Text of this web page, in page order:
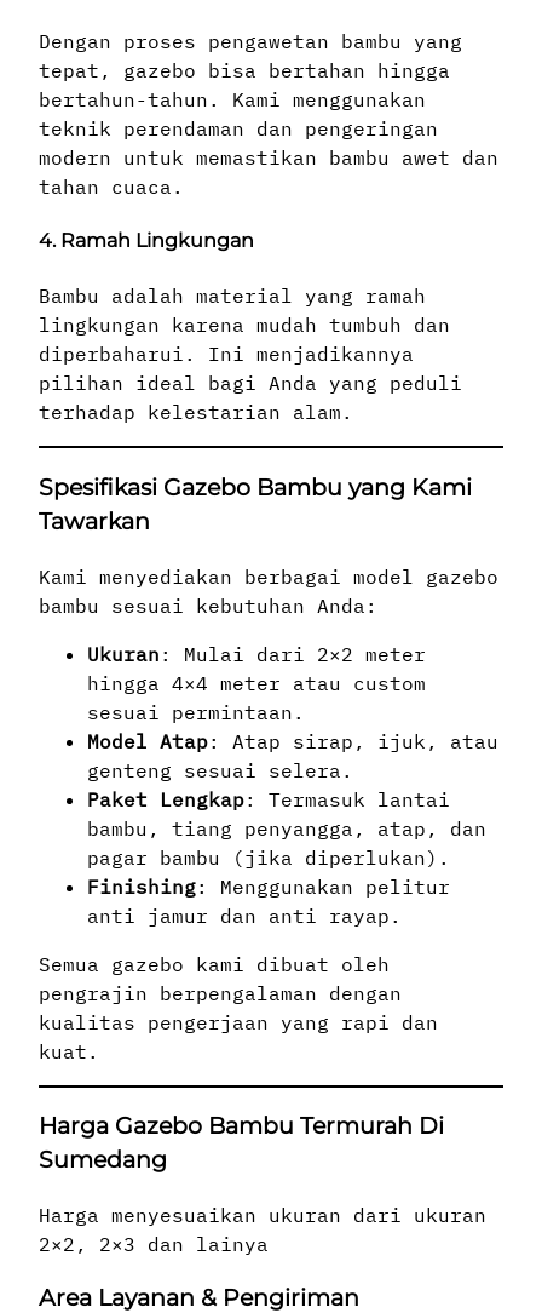
Dengan proses pengawetan bambu yang
tepat, gazebo bisa bertahan hingga
bertahun-tahun. Kami menggunakan
teknik perendaman dan pengeringan
modern untuk memastikan bambu awet dan
tahan cuaca.
4. Ramah Lingkungan
Bambu adalah material yang ramah
lingkungan karena mudah tumbuh dan
diperbaharui. Ini menjadikannya
pilihan ideal bagi Anda yang peduli
terhadap kelestarian alam.
Spesifikasi Gazebo Bambu yang Kami
Tawarkan
Kami menyediakan berbagai model gazebo
bambu sesuai kebutuhan Anda:
Ukuran : Mulai dari 2×2 meter
hingga 4×4 meter atau custom
sesuai permintaan.
Model Atap: Atap sirap, ijuk, atau
genteng sesuai selera.
Paket Lengkap: Termasuk lantai
bambu, tiang penyangga, atap, dan
pagar bambu (jika diperlukan).
Finishing: Menggunakan pelitur
anti jamur dan anti rayap.
Semua gazebo kami dibuat oleh
pengrajin berpengalaman dengan
kualitas pengerjaan yang rapi dan
kuat.
Harga Gazebo Bambu Termurah Di
Sumedang
Harga menyesuaikan ukuran dari ukuran
2×2, 2×3 dan lainya
Area Layanan & Pengiriman